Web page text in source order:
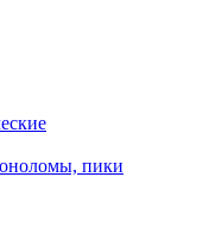
пики